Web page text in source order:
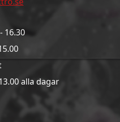
16.30
alla dagar